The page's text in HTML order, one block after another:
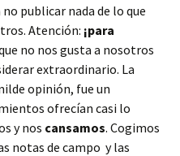
publicar nada de lo que
Atención: ¡para
no nos gusta a nosotros
extraordinario. La
opinión, fue un
ofrecían casi lo
y nos cansamos. Cogimos
notas de campo y las